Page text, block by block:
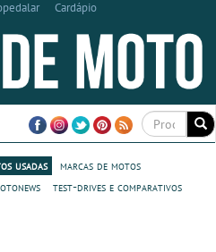
Cardápio
usadas
marcas de motos
test-drives e comparativos